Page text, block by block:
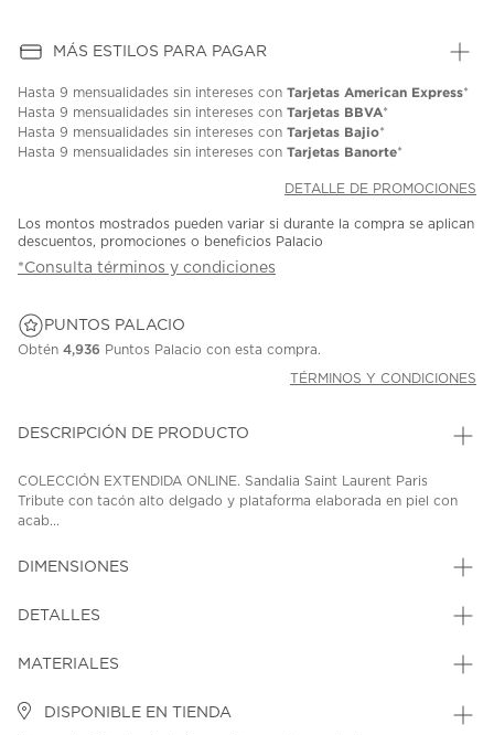
MÁS ESTILOS PARA PAGAR
Hasta 9 mensualidades sin intereses con Tarjetas American Express*
Hasta 9 mensualidades sin intereses con Tarjetas BBVA*
Hasta 9 mensualidades sin intereses con Tarjetas Bajio*
Hasta 9 mensualidades sin intereses con Tarjetas Banorte*
DETALLE DE PROMOCIONES
Los montos mostrados pueden variar si durante la compra se aplican
descuentos, promociones o beneficios Palacio
*Consulta términos y condiciones
PUNTOS PALACIO
Obtén 4,936 Puntos Palacio con esta compra.
TÉRMINOS Y CONDICIONES
DESCRIPCIÓN DE PRODUCTO
COLECCIÓN EXTENDIDA ONLINE. Sandalia Saint Laurent Paris
Tribute con tacón alto delgado y plataforma elaborada en piel con
acab...
DIMENSIONES
DETALLES
MATERIALES
DISPONIBLE EN TIENDA